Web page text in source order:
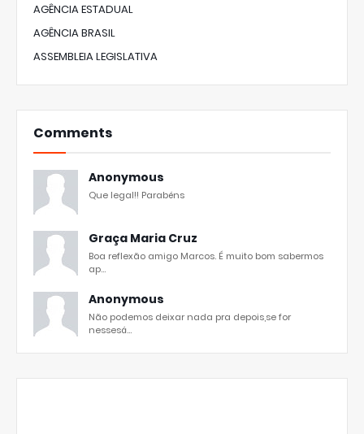
AGÊNCIA ESTADUAL
AGÊNCIA BRASIL
ASSEMBLEIA LEGISLATIVA
Comments
Anonymous
Que legal!! Parabéns
Graça Maria Cruz
Boa reflexão amigo Marcos. É muito bom sabermos
ap...
Anonymous
Não podemos deixar nada pra depois,se for
nessesá...